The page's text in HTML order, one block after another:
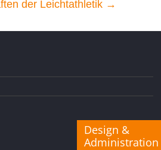
der Leichtathletik →
Design &
Administration